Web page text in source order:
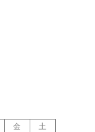
金
土